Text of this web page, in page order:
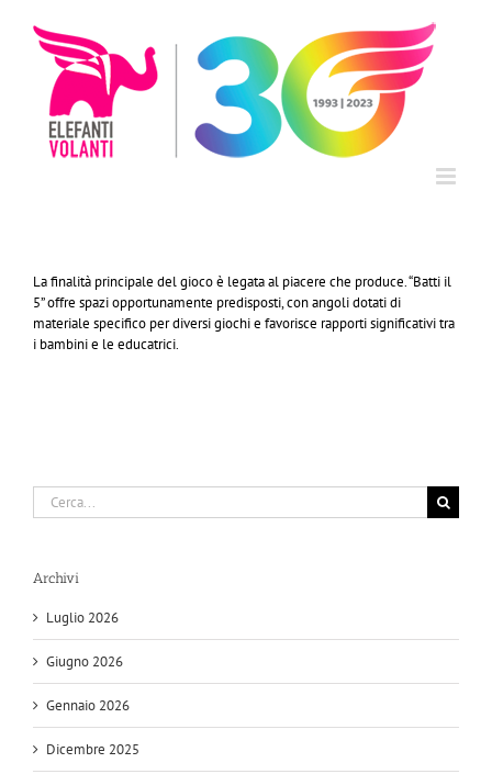
contenuto
La finalità principale del gioco è legata al piacere che produce. “Batti il
5” offre spazi opportunamente predisposti, con angoli dotati di
materiale specifico per diversi giochi e favorisce rapporti significativi tra
i bambini e le educatrici.
Cerca
per:
Archivi
Luglio 2026
Giugno 2026
Gennaio 2026
Dicembre 2025